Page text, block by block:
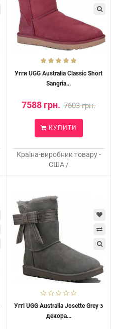
Угги UGG Australia Classic Short
Sangria...
7588 грн. 7603 грн.
КУПИТИ
Країна-виробник товару -
США /
Уггі UGG Australia Josette Grey з
декора...